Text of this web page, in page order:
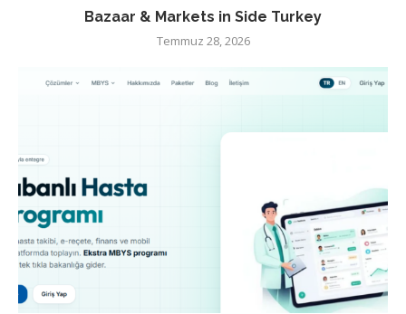
Bazaar & Markets in Side Turkey
Temmuz 28, 2026